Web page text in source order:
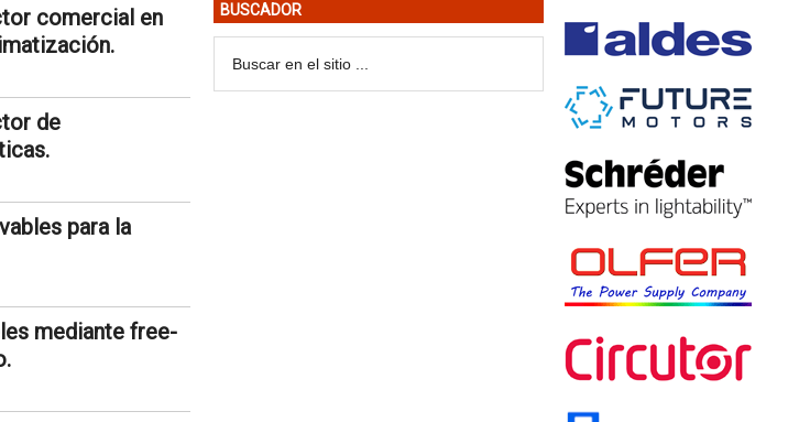
comercial en
de
para la
mediante free-
BUSCADOR